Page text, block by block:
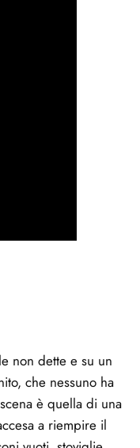
non dette e su un
che nessuno ha
è quella di una
a riempire il